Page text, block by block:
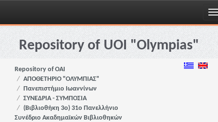
Skip
navigationRepository of UOI "Olympias"
Repository of OAI
ΑΠΟΘΕΤΗΡΙΟ "ΟΛΥΜΠΙΑΣ"
Πανεπιστήμιο Ιωαννίνων
ΣΥΝΕΔΡΙΑ - ΣΥΜΠΟΣΙΑ
(Βιβλιοθήκη 3ο) 31ο Πανελλήνιο
Συνέδριο Ακαδημαϊκών Βιβλιοθηκών